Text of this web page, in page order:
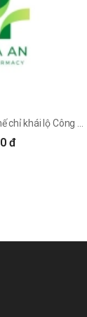
ngứa. Nó
dụng như một
dùng
bị: Sà xàng tử
hành: Trộn đều
đau
đ